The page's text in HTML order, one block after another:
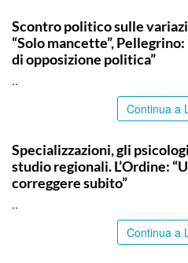
Scontro politico sulle
“Solo mancette”,
di opposizione politica”
..
Continua a
Specializzazioni, gli
studio regionali. L’Ordine:
correggere subito”
..
Continua a